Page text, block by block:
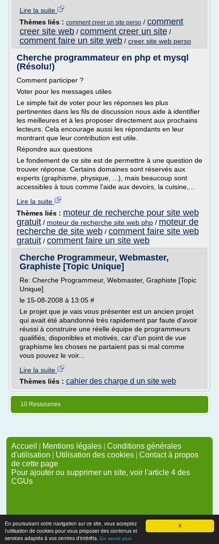
X
En poursuivant votre navigation sur ce site, vous acceptez
l'utilisation de cookies pour vous proposer des contenus et
services adaptés à vos centres d'intérêts. En savoir plus
Lire la suite
Thèmes liés : comment creer un site perso / comment
creer site web / comment creer un site /
comment faire un site web / creer site web perso
Cherche programmateur en php et mysql
(Résolu!)
Comment participer ?
Voter pour les messages utiles
Le simple fait de voter pour les réponses les plus
pertinentes dans les fils de discussion nous aide à identifier
les meilleures et à les proposer directement aux prochains
lecteurs. Cela encourage aussi les répondants en leur
montrant que leur contribution est utile.
Répondre aux questions
Le fondement de ce site est de permettre à une question de
trouver réponse. Certains domaines sont réservés aux
experts (graphisme, physique, ...), mais beaucoup sont
accessibles à tous comme l'aide aux devoirs, la cuisine,...
Lire la suite
Thèmes liés : moteur de recherche pour site web
gratuit / moteur de recherche site web php / moteur de
recherche de site web / comment faire site web
gratuit / comment faire un site web
Cherche Programmeur, Webmaster,
Graphiste [Topic Unique]
Re: Cherche Programmeur, Webmaster, Graphiste [Topic
Unique]
le 15-08-2008 à 13:05 #
Le projet que je vais vous présenter est un ancien projet
qui avait été abandonné trés rapidement par faute d'avoir
réussi à construire une réelle équipe de programmeurs
qualifiés, disponibles et motivés, car d'un point de vue
graphisme les choses ne partaient pas si mal comme
vous pouvez le voir...
Lire la suite
Thèmes liés : cahier des charge d un site web
10 Ressources
Accueil | Mentions légales | Conditions générales
d'utilisation | Utilisation des cookies | Contact à propos
de cette page
Pour ajouter ou supprimer un site, voir l'article 4 des
CGUs